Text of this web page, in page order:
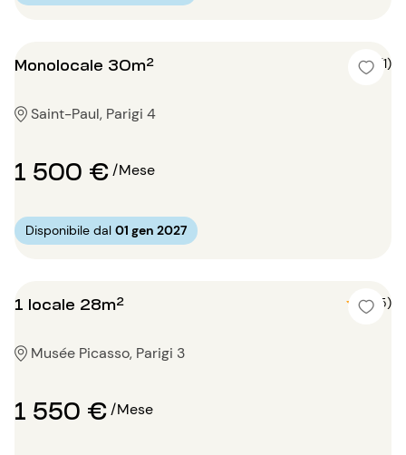
Monolocale 30m² 5 (1)
Saint-Paul, Parigi 4
1 500 €/Mese
Disponibile dal 01 gen 2027
1 locale 28m² 5 (5)
Musée Picasso, Parigi 3
1 550 €/Mese